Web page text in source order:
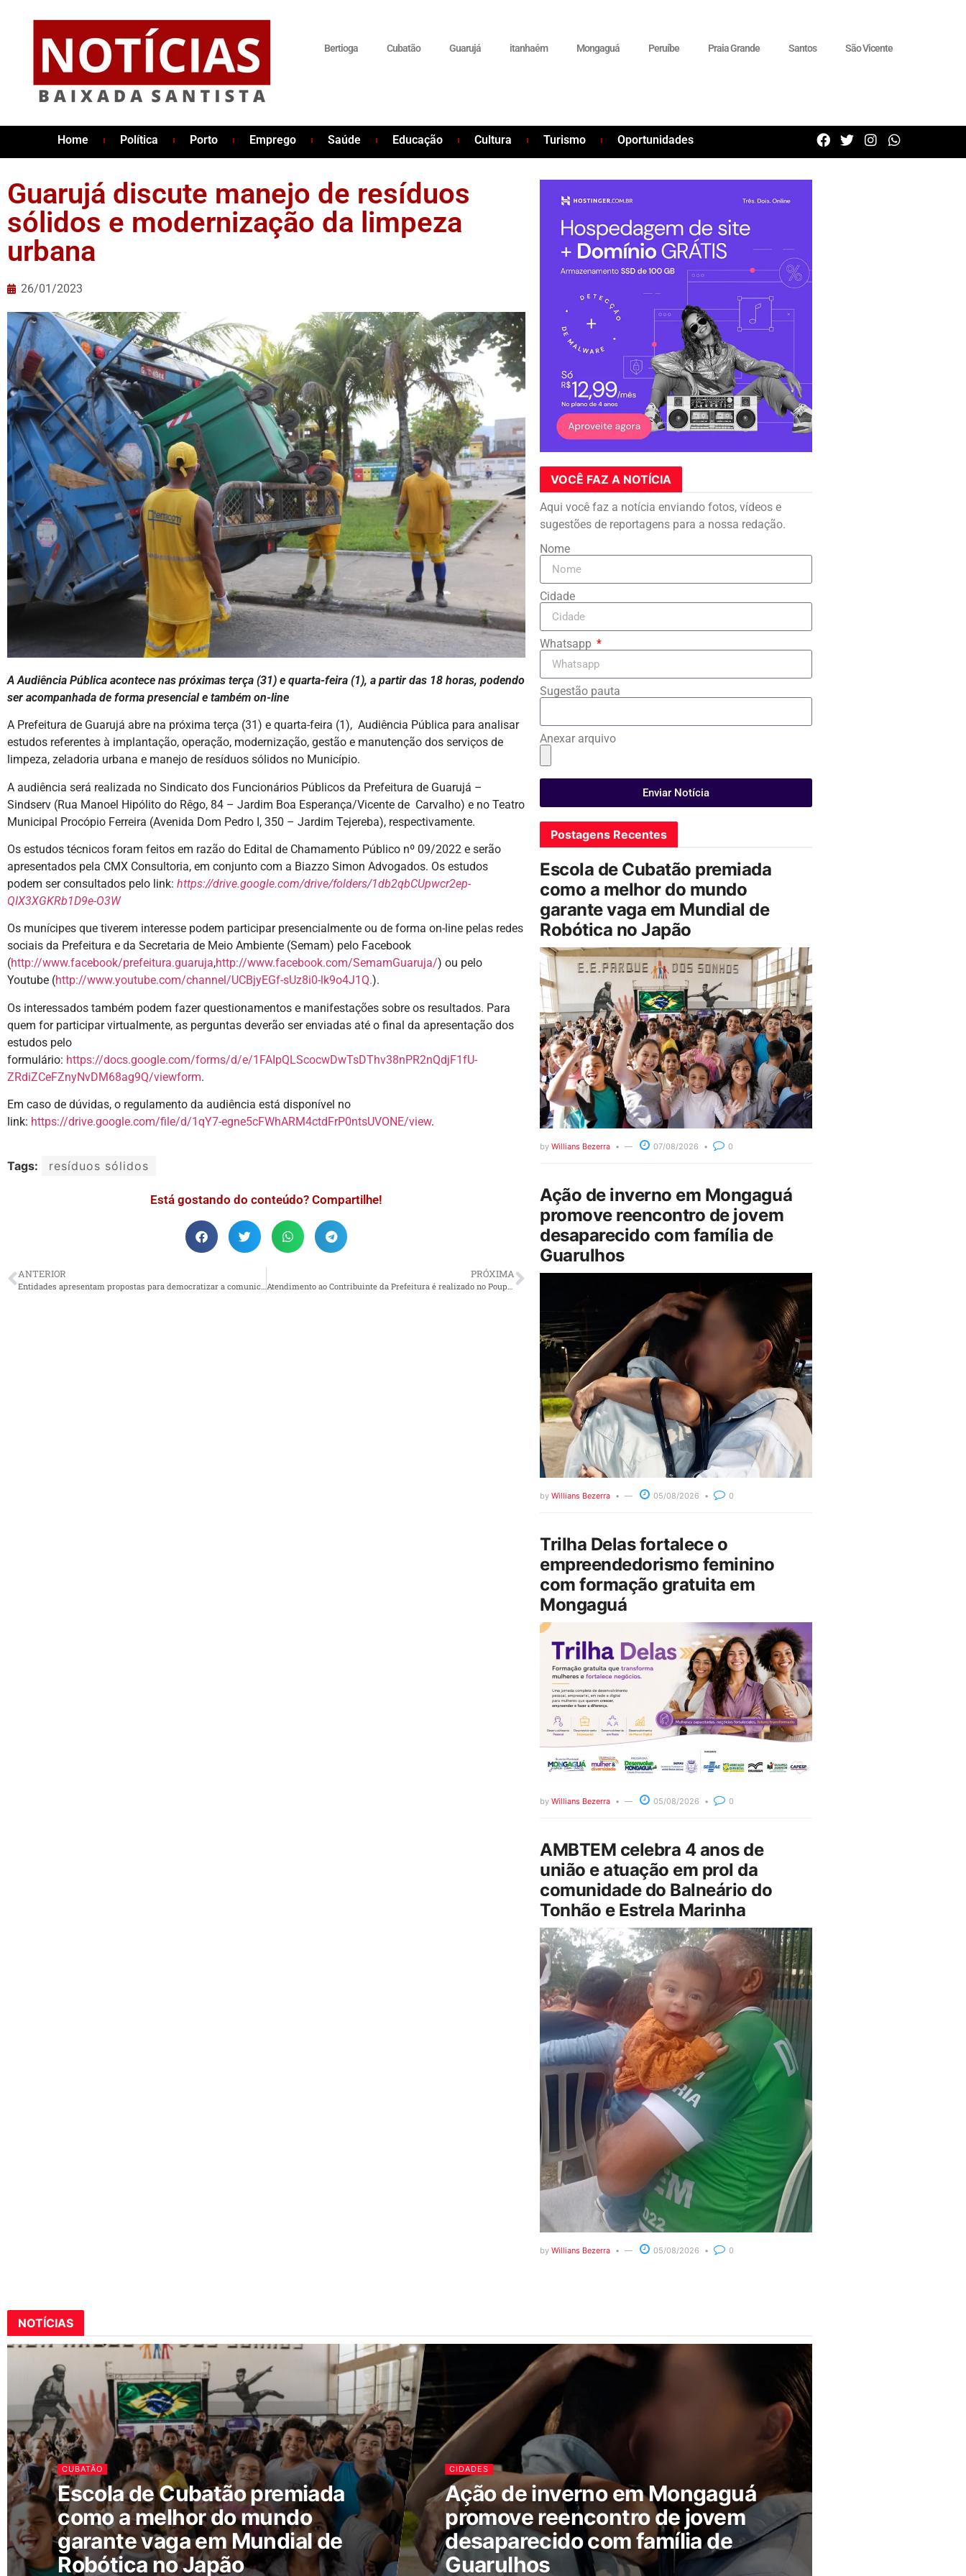
Bertioga Cubatão Guarujá itanhaém Mongaguá Peruíbe Praia Grande Santos São Vicente
Home Política Porto Emprego Saúde Educação Cultura Turismo Oportunidades
Guarujá discute manejo de resíduos
sólidos e modernização da limpeza
urbana
26/01/2023
A Audiência Pública acontece nas próximas terça (31) e quarta-feira (1), a partir das 18 horas, podendo
ser acompanhada de forma presencial e também on-line
A Prefeitura de Guarujá abre na próxima terça (31) e quarta-feira (1), Audiência Pública para analisar
estudos referentes à implantação, operação, modernização, gestão e manutenção dos serviços de
limpeza, zeladoria urbana e manejo de resíduos sólidos no Município.
A audiência será realizada no Sindicato dos Funcionários Públicos da Prefeitura de Guarujá –
Sindserv (Rua Manoel Hipólito do Rêgo, 84 – Jardim Boa Esperança/Vicente de Carvalho) e no Teatro
Municipal Procópio Ferreira (Avenida Dom Pedro I, 350 – Jardim Tejereba), respectivamente.
Os estudos técnicos foram feitos em razão do Edital de Chamamento Público nº 09/2022 e serão
apresentados pela CMX Consultoria, em conjunto com a Biazzo Simon Advogados. Os estudos
podem ser consultados pelo link: https://drive.google.com/drive/folders/1db2qbCUpwcr2ep-
QIX3XGKRb1D9e-O3W
Os munícipes que tiverem interesse podem participar presencialmente ou de forma on-line pelas redes
sociais da Prefeitura e da Secretaria de Meio Ambiente (Semam) pelo Facebook
(http://www.facebook/prefeitura.guaruja,http://www.facebook.com/SemamGuaruja/) ou pelo
Youtube (http://www.youtube.com/channel/UCBjyEGf-sUz8i0-lk9o4J1Q.).
Os interessados também podem fazer questionamentos e manifestações sobre os resultados. Para
quem for participar virtualmente, as perguntas deverão ser enviadas até o final da apresentação dos
estudos pelo
formulário: https://docs.google.com/forms/d/e/1FAIpQLScocwDwTsDThv38nPR2nQdjF1fU-
ZRdiZCeFZnyNvDM68ag9Q/viewform.
Em caso de dúvidas, o regulamento da audiência está disponível no
link: https://drive.google.com/file/d/1qY7-egne5cFWhARM4ctdFrP0ntsUVONE/view.
Tags: resíduos sólidos
Está gostando do conteúdo? Compartilhe!
ANTERIOR PRÓXIMA
VOCÊ FAZ A NOTÍCIA
Aqui você faz a notícia enviando fotos, vídeos e
sugestões de reportagens para a nossa redação.
Nome
Cidade
Whatsapp
Sugestão pauta
Anexar arquivo
Enviar Notícia
Postagens Recentes
Escola de Cubatão premiada
como a melhor do mundo
garante vaga em Mundial de
Robótica no Japão
by Willians Bezerra 07/08/2026 0
Ação de inverno em Mongaguá
promove reencontro de jovem
desaparecido com família de
Guarulhos
by Willians Bezerra 05/08/2026 0
Trilha Delas fortalece o
empreendedorismo feminino
com formação gratuita em
Mongaguá
by Willians Bezerra 05/08/2026 0
AMBTEM celebra 4 anos de
união e atuação em prol da
comunidade do Balneário do
Tonhão e Estrela Marinha
by Willians Bezerra 05/08/2026 0
NOTÍCIAS
CUBATÃO
Escola de Cubatão premiada
como a melhor do mundo
garante vaga em Mundial de
Robótica no Japão
CIDADES
Ação de inverno em Mongaguá
promove reencontro de jovem
desaparecido com família de
Guarulhos